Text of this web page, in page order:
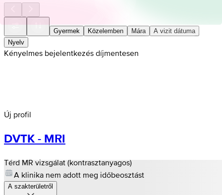
Gyermek Közelemben Mára
A vizit dátuma
Nyelv
Kényelmes bejelentkezés díjmentesen
Új profil
DVTK - MRI
Térd MR vizsgálat (kontrasztanyagos)
A klinika nem adott meg időbeosztást
A szakterületről